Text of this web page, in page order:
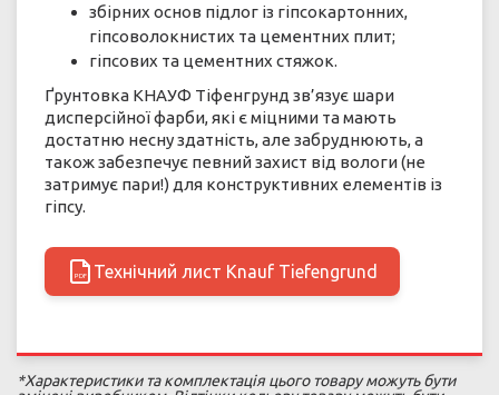
збірних основ підлог із гіпсокартонних,
гіпсоволокнистих та цементних плит;
гіпсових та цементних стяжок.
Ґрунтовка КНАУФ Тіфенгрунд зв’язує шари
дисперсійної фарби, які є міцними та мають
достатню несну здатність, але забруднюють, а
також забезпечує певний захист від вологи (не
затримує пари!) для конструктивних елементів із
гіпсу.
PDF Технічний лист Knauf Tiefengrund
*Характеристики та комплектація цього товару можуть бути